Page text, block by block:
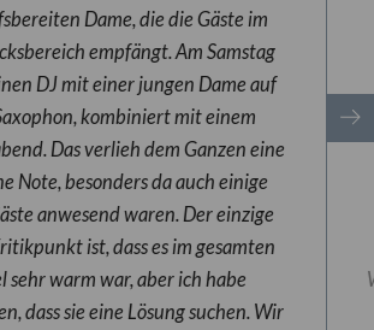
Dame, die die Gäste im
empfängt. Am Samstag
DJ mit einer jungen Dame auf
kombiniert mit einem
Das verlieh dem Ganzen eine
Note, besonders da auch einige
anwesend waren. Der einzige
ist, dass es im gesamten
sehr warm war, aber ich habe
dass sie eine Lösung suchen. Wir